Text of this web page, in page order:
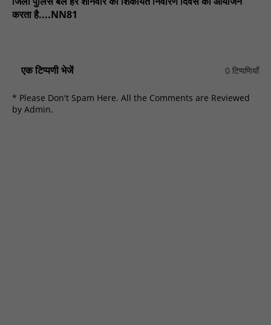
करता है....NN81
एक टिप्पणी भेजें 0 टिप्पणियाँ
* Please Don't Spam Here. All the Comments are Reviewed
by Admin.